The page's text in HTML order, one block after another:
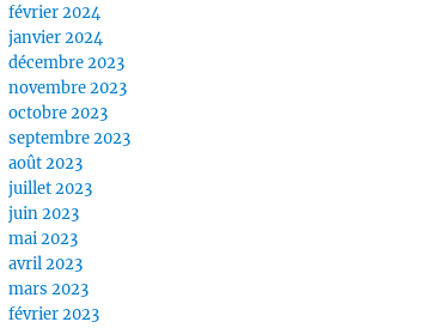
février 2024
janvier 2024
décembre 2023
novembre 2023
octobre 2023
septembre 2023
août 2023
juillet 2023
juin 2023
mai 2023
avril 2023
mars 2023
février 2023